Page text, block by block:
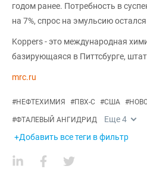
годом ранее. Потребность в
на 7%, спрос на эмульсию
Koppers - это международная
базирующаяся в Питтсбурге,
mrc.ru
#НЕФТЕХИМИЯ #ПВХ-С #США #
#ФТАЛЕВЫЙ АНГИДРИД Еще4
+Добавить все теги в фильтр